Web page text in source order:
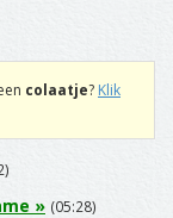
colaatje? Klik
» (05:28)